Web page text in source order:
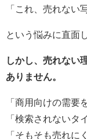
「これ、売れない
という悩みに直面
しかし、売れない
ありません。
「商用向けの需要
「検索されないタ
「そもそも売れに